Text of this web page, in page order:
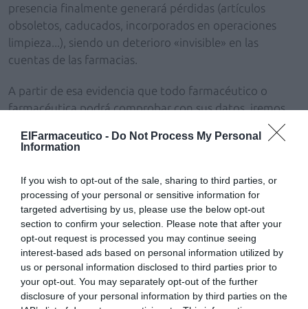
ElFarmaceutico - Do Not Process My Personal
Information
If you wish to opt-out of the sale, sharing to third parties, or
processing of your personal or sensitive information for
targeted advertising by us, please use the below opt-out
section to confirm your selection. Please note that after your
opt-out request is processed you may continue seeing
interest-based ads based on personal information utilized by
us or personal information disclosed to third parties prior to
your opt-out. You may separately opt-out of the further
disclosure of your personal information by third parties on the
presencia finalmente generará pérdidas (artículos
obsoletos, caducados, incorporados en operaciones
limpieza...), siendo un deterioro «invisible» en las
cuentas de las farmacias.
A partir de esa evidencia que todo farmacéutico o
farmacéutica podrá comprobar con sus datos, iremos
crecimiento del stock muerto. Ahora querremos saber
negro en la farmacia, porque está claro que atrae a
otras referencias.
Pues bien, en un estudio realizado por Checkfarma
hemos podido cifrar ese crecimiento habitual del stock
muerto y estaríamos hablando de entre un 0,5% y un
4% anual sobre la facturación de la farmacia.